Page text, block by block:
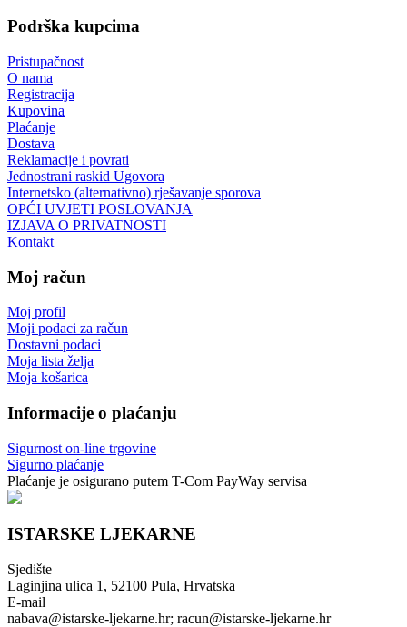
Podrška kupcima
Pristupačnost
O nama
Registracija
Kupovina
Plaćanje
Dostava
Reklamacije i povrati
Jednostrani raskid Ugovora
Internetsko (alternativno) rješavanje sporova
OPĆI UVJETI POSLOVANJA
IZJAVA O PRIVATNOSTI
Kontakt
Moj račun
Moj profil
Moji podaci za račun
Dostavni podaci
Moja lista želja
Moja košarica
Informacije o plaćanju
Sigurnost on-line trgovine
Sigurno plaćanje
Plaćanje je osigurano putem T-Com PayWay servisa
ISTARSKE LJEKARNE
Sjedište
Laginjina ulica 1, 52100 Pula, Hrvatska
E-mail
nabava@istarske-ljekarne.hr; racun@istarske-ljekarne.hr